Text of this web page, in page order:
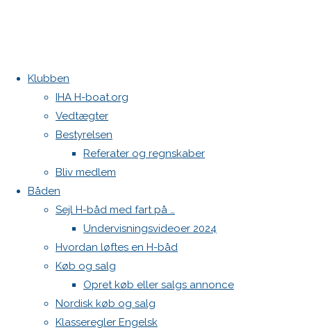
Klubben
IHA H-boat.org
Vedtægter
Bestyrelsen
Referater og regnskaber
Bliv medlem
Båden
Sejl H-båd med fart på …
Undervisningsvideoer 2024
Hvordan løftes en H-båd
Køb og salg
Opret køb eller salgs annonce
Nordisk køb og salg
Klasseregler Engelsk
Home
Køb og
H-båd købes
North sejl sælges
Storsejl
oktober
202420.
oktober
2024 Køb
og salg
Kontakt
Danske H-bådssejlere
Klubben: klubben@H-båd.dk
kontakt
Find os på
Seneste på H-båd.dk
Sejl, spilerstrømpe og rullefok-presenning til H-båd:
Høj Jensen fokke til salg
Spilerstage/Spinlock jollevest xl